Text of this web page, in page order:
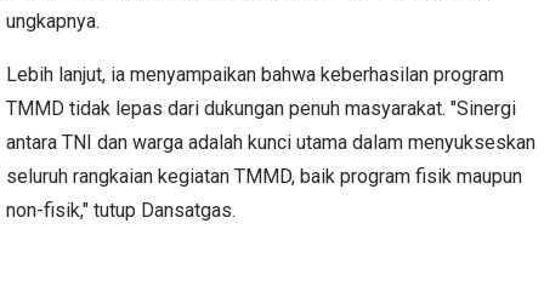
ungkapnya.
Lebih lanjut, ia menyampaikan bahwa keberhasilan program
TMMD tidak lepas dari dukungan penuh masyarakat. "Sinergi
antara TNI dan warga adalah kunci utama dalam menyukseskan
seluruh rangkaian kegiatan TMMD, baik program fisik maupun
non-fisik," tutup Dansatgas.